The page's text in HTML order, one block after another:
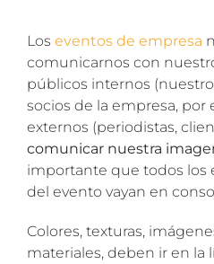
Los eventos de empresa
comunicarnos con
públicos internos
socios de la empresa,
externos (periodistas,
comunicar nuestra
importante que todos los
del evento vayan en
Colores, texturas,
materiales, deben ir en la